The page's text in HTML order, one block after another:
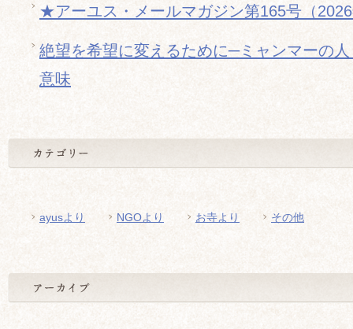
★アーユス・メールマガジン第165号（
絶望を希望に変えるために─ミャンマーの
意味
ayusより NGOより お寺より その他